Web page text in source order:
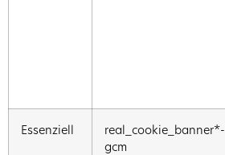
Essenziell
real_cookie_banner*-
gcm